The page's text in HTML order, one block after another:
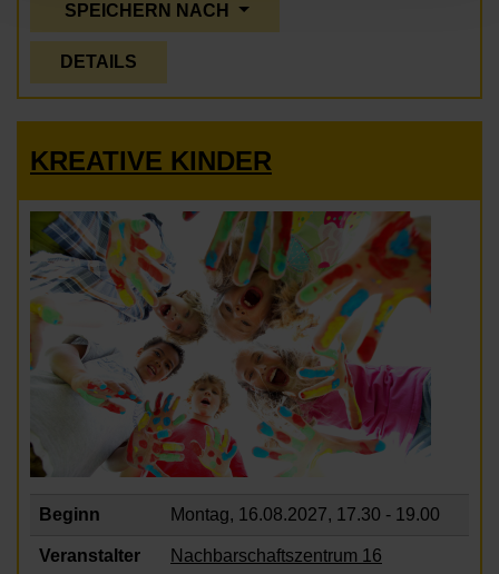
SPEICHERN NACH
DETAILS
KREATIVE KINDER
Beginn Montag, 16.08.2027, 17.30 - 19.00
Veranstalter Nachbarschaftszentrum 16